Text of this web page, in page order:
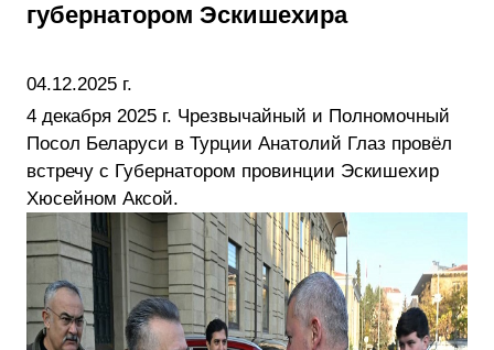
губернатором Эскишехира
04.12.2025 г.
4 декабря 2025 г. Чрезвычайный и Полномочный
Посол Беларуси в Турции Анатолий Глаз провёл
встречу с Губернатором провинции Эскишехир
Хюсейном Аксой.